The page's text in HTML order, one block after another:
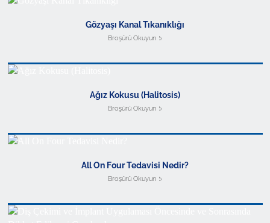
Gözyaşı Kanal Tıkanıklığı
Broşürü Okuyun
Ağız Kokusu (Halitosis)
Broşürü Okuyun
All On Four Tedavisi Nedir?
Broşürü Okuyun